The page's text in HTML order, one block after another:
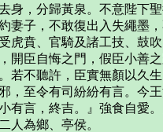
身，分歸黃泉。不意陛下
妻子，不敢復出入失繩墨
虎賁、官騎及諸工技、鼓
開臣自悔之門，假臣小善
若不聽許，臣實無顏以久
，至令有司紛紛有言。
言，終吉。』強食自愛
人為鄉、亭侯。